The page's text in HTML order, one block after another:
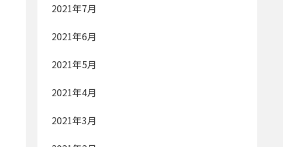
2021年7月
2021年6月
2021年5月
2021年4月
2021年3月